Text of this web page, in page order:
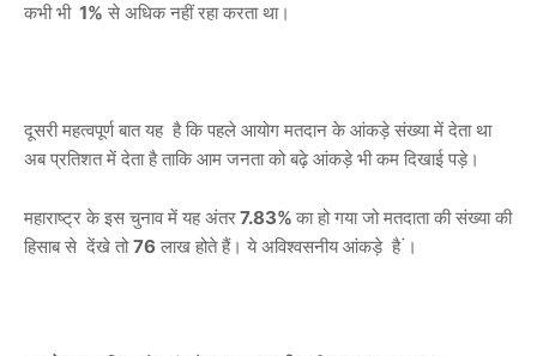
कभी भी 1% से अधिक नहीं रहा करता था।
दूसरी महत्वपूर्ण बात यह है कि पहले आयोग मतदान के आंकड़े संख्या में देता था
अब प्रतिशत में देता है ताकि आम जनता को बढ़े आंकड़े भी कम दिखाई पड़े।
महाराष्ट्र के इस चुनाव में यह अंतर7.83% का हो गया जो मतदाता की संख्या की
हिसाब से देंखे तो76 लाख होते हैं। ये अविश्वसनीय आंकड़े है ं।